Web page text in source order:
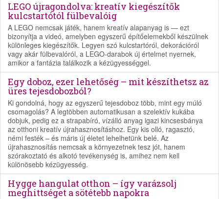
LEGO újragondolva: kreatív kiegészítők
kulcstartótól fülbevalóig
A LEGO nemcsak játék, hanem kreatív alapanyag is — ezt
bizonyítja a videó, amelyben egyszerű építőelemekből készülnek
különleges kiegészítők. Legyen szó kulcstartóról, dekorációról
vagy akár fülbevalóról, a LEGO-darabok új értelmet nyernek,
amikor a fantázia találkozik a kézügyességgel.
Egy doboz, ezer lehetőség – mit készíthetsz az
üres tejesdobozból?
Ki gondolná, hogy az egyszerű tejesdoboz több, mint egy múló
csomagolás? A legtöbben automatikusan a szelektív kukába
dobjuk, pedig ez a strapabíró, vízálló anyag igazi kincsesbánya
az otthoni kreatív újrahasznosításhoz. Egy kis olló, ragasztó,
némi festék – és máris új életet lehelhetünk belé. Az
újrahasznosítás nemcsak a környezetnek tesz jót, hanem
szórakoztató és alkotó tevékenység is, amihez nem kell
különösebb kézügyesség.
Hygge hangulat otthon – így varázsolj
meghittséget a sötétebb napokra